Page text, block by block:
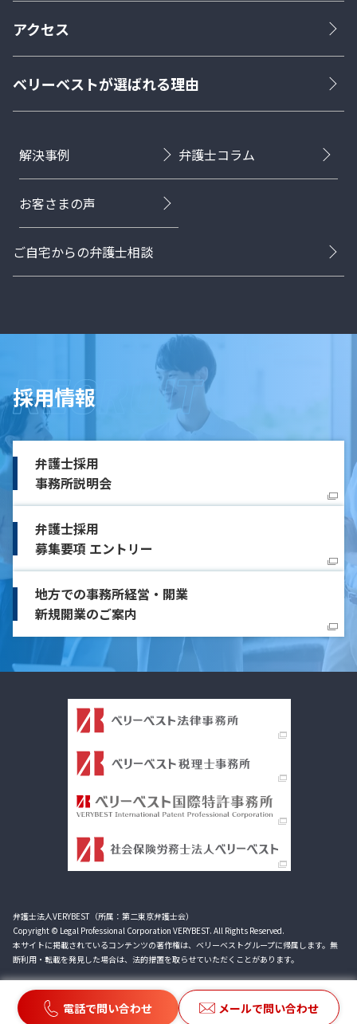
電話で問い合わせ メールで問い合わせ
アクセス
ベリーベストが選ばれる理由
解決事例 弁護士コラム
お客さまの声
ご自宅からの弁護士相談
採用情報
弁護士採用
事務所説明会
弁護士採用
募集要項 エントリー
地方での事務所経営・開業
新規開業のご案内
弁護士法人VERYBEST（所属：第二東京弁護士会）
Copyright © Legal Professional Corporation VERYBEST. All Rights Reserved.
本サイトに掲載されているコンテンツの著作権は、ベリーベストグループに帰属します。無
断利用・転載を発見した場合は、法的措置を取らせていただくことがあります。